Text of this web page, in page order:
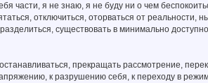
части, я не знаю, я не буду ни о чем
отключиться, оторваться от реальности,
существовать в минимально
прекращать рассмотрение,
к разрушению себя, к переходу в